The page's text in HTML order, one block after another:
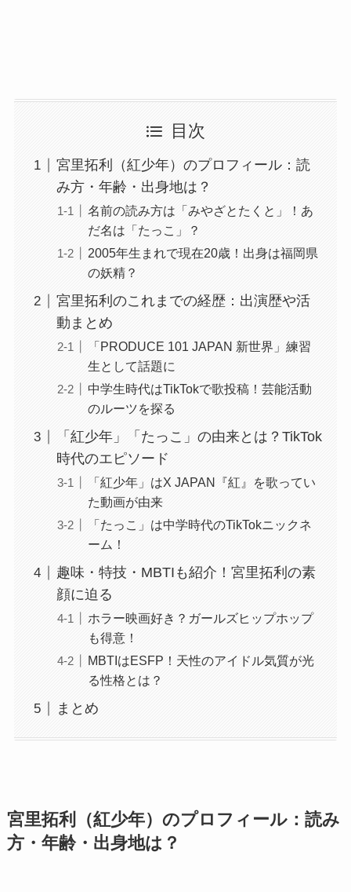
目次
宮里拓利（紅少年）のプロフィール：読
み方・年齢・出身地は？
名前の読み方は「みやざとたくと」！あ
だ名は「たっこ」？
2005年生まれで現在20歳！出身は福岡県
の妖精？
宮里拓利のこれまでの経歴：出演歴や活
動まとめ
「PRODUCE 101 JAPAN 新世界」練習
生として話題に
中学生時代はTikTokで歌投稿！芸能活動
のルーツを探る
「紅少年」「たっこ」の由来とは？TikTok
時代のエピソード
「紅少年」はX JAPAN『紅』を歌ってい
た動画が由来
「たっこ」は中学時代のTikTokニックネ
ーム！
趣味・特技・MBTIも紹介！宮里拓利の素
顔に迫る
ホラー映画好き？ガールズヒップホップ
も得意！
MBTIはESFP！天性のアイドル気質が光
る性格とは？
まとめ
宮里拓利（紅少年）のプロフィール：読み
方・年齢・出身地は？